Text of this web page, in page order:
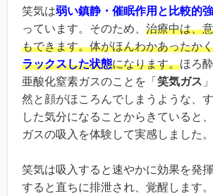
笑気は弱い鎮静・催眠作用と比較的
っています。そのため、 治療中は、
もできます。体がほんわかあったか
ラックスした状態になります。ほろ
亜酸化窒素ガスのことを「 笑気ガス
然と顔がほころんでしまうような、
した気分になることからきていると
ガスの吸入を体験して実感しました。
笑気は吸入すると速やかに効果を発
すると直ちに排泄され、覚醒します